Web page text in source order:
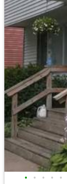
• • • • •